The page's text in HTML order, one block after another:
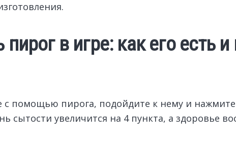
в игре: как его есть
с помощью пирога, подойдите к нему и
сытости увеличится на 4 пункта, а здоровье